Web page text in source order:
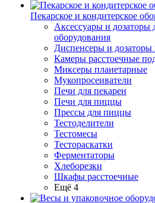
Пекарское и кондитерское
Аксессуары и дозаторы
оборудования
Диспенсеры и дозаторы
Камеры расстоечные
Миксеры планетарные
Мукопросеиватели
Печи для пекарен
Печи для пиццы
Прессы для пиццы
Тестоделители
Тестомесы
Тестораскатки
Ферментаторы
Хлеборезки
Шкафы расстоечные
Ещё 4